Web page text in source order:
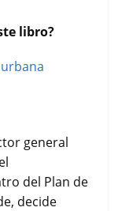
libro?
general
del Plan de
decide